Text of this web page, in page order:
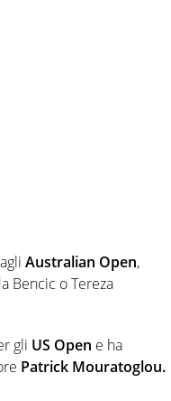
Australian Open,
Bencic o Tereza
gli US Open e ha
Patrick Mouratoglou.